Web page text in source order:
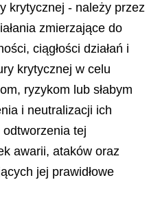
krytycznej - należy przez
zmierzające do
ciągłości działań i
krytycznej w celu
ryzykom lub słabym
i neutralizacji ich
tej
awarii, ataków oraz
jej prawidłowe